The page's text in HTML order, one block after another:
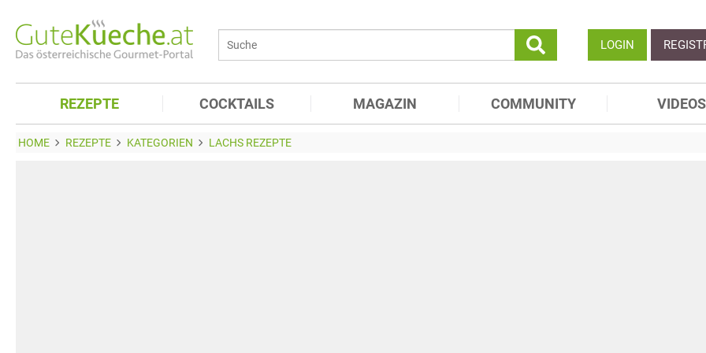
LOGIN
REZEPTE COCKTAILS MAGAZIN COMMUNITY VIDEOS
HOME REZEPTE KATEGORIEN LACHS REZEPTE